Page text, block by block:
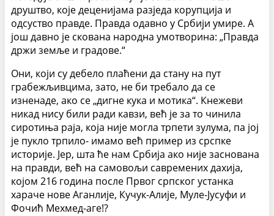
друштво, које деценијама разједа корупција и
одсуство правде. Правда одавно у Србији умире. А
још давно је скована народна умотворина: „Правда
држи земље и градове.“
Они, који су дебело плаћени да стану на пут
грабежљивцима, зато, не би требало да се
изненаде, ако се „дигне кука и мотика“. Кнежеви
никад нису били ради кавзи, већ је за то чинила
сиротиња раја, која није могла трпети зулума, па јој
је пукло трпило- имамо већ пример из срспке
историје. Јер, шта ће нам Србија ако није заснована
на правди, већ на самовољи савремених дахија,
којом 216 година после Првог српског устанка
хараче нове Аганлије, Кучук-Алије, Муле-Јусуфи и
Фочић Мехмед-аге!?